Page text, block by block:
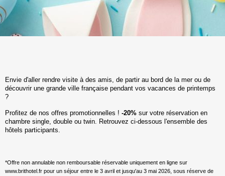
Envie d'aller rendre visite à des amis, de partir au bord de la mer ou de
découvrir une grande ville française pendant vos vacances de printemps
?
Profitez de nos offres promotionnelles ! -20% sur votre réservation en
chambre single, double ou twin. Retrouvez ci-dessous l'ensemble des
hôtels participants.
*Offre non annulable non remboursable réservable uniquement en ligne sur
www.brithotel.fr pour un séjour entre le 3 avril et jusqu'au 3 mai 2026, sous réserve de